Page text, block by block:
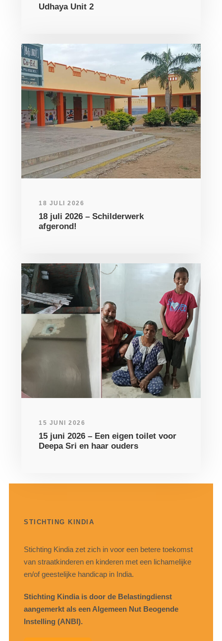
Udhaya Unit 2
18 JULI 2026
18 juli 2026 – Schilderwerk
afgerond!
15 JUNI 2026
15 juni 2026 – Een eigen toilet voor
Deepa Sri en haar ouders
STICHTING KINDIA
Stichting Kindia zet zich in voor een betere toekomst
van straatkinderen en kinderen met een lichamelijke
en/of geestelijke handicap in India.
Stichting Kindia is door de Belastingdienst
aangemerkt als een Algemeen Nut Beogende
Instelling (ANBI).